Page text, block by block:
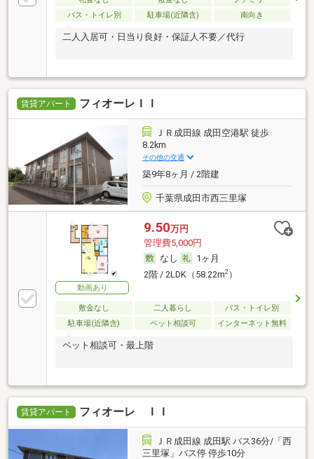
バス・トイレ別
駐車場(近隣含) 南向き
二人入居可・日当り良好・保証人不要／代行
賃貸アパート フィオーレＩＩ
ＪＲ成田線 成田空港駅 徒歩
8.2km
その他の交通
築9年8ヶ月 / 2階建
千葉県成田市西三里塚
動画あり
9.50万円
管理費5,000円
なし
1ヶ月
2階 / 2LDK（58.22m2）
敷金なし 二人暮らし
バス・トイレ別
駐車場(近隣含)
ペット相談可 インターネット無料
ペット相談可・最上階
賃貸アパート フィオーレ ＩＩ
ＪＲ成田線 成田駅 バス36分/「西
三里塚」バス停 停歩10分